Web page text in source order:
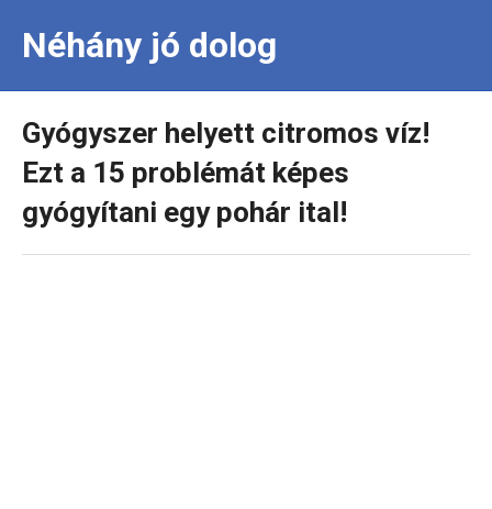
Néhány jó dolog
Gyógyszer helyett citromos víz!
Ezt a 15 problémát képes
gyógyítani egy pohár ital!